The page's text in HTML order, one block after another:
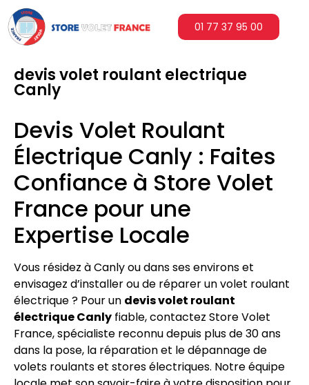
01 77 37 95 00
devis volet roulant electrique
Canly
Devis Volet Roulant
Électrique Canly : Faites
Confiance à Store Volet
France pour une
Expertise Locale
Vous résidez à Canly ou dans ses environs et
envisagez d’installer ou de réparer un volet roulant
électrique ? Pour un devis volet roulant
électrique Canly fiable, contactez Store Volet
France, spécialiste reconnu depuis plus de 30 ans
dans la pose, la réparation et le dépannage de
volets roulants et stores électriques. Notre équipe